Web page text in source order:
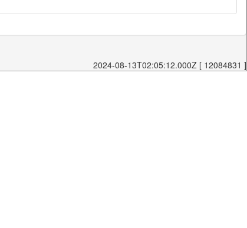
2024-08-13T02:05:12.000Z [ 12084831 ]